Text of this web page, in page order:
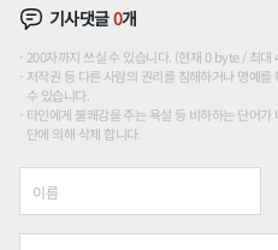
기사댓글0개
200자까지 쓰실 수 있습니다. (현재 0 byte / 최대
저작권 등 다른 사람의 권리를 침해하거나 명예
수 있습니다.
타인에게 불쾌감을 주는 욕설 등 비하하는 단어
단에 의해 삭제 합니다.